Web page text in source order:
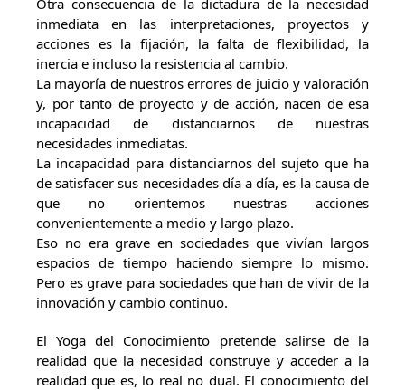
Otra consecuencia de la dictadura de la necesidad
inmediata en las interpretaciones, proyectos y
acciones es la fijación, la falta de flexibilidad, la
inercia e incluso la resistencia al cambio.
La mayoría de nuestros errores de juicio y valoración
y, por tanto de proyecto y de acción, nacen de esa
incapacidad de distanciarnos de nuestras
necesidades inmediatas.
La incapacidad para distanciarnos del sujeto que ha
de satisfacer sus necesidades día a día, es la causa de
que no orientemos nuestras acciones
convenientemente a medio y largo plazo.
Eso no era grave en sociedades que vivían largos
espacios de tiempo haciendo siempre lo mismo.
Pero es grave para sociedades que han de vivir de la
innovación y cambio continuo.
El Yoga del Conocimiento pretende salirse de la
realidad que la necesidad construye y acceder a la
realidad que es, lo real no dual. El conocimiento del